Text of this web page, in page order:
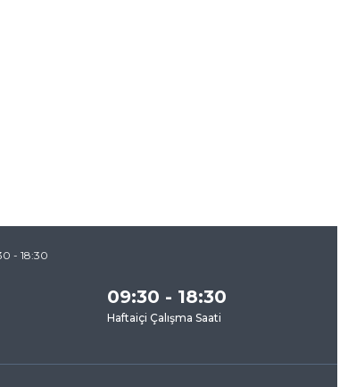
09:30 - 18:30
Haftaiçi Çalışma Saati